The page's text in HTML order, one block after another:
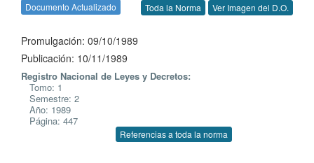
Documento Actualizado Toda la Norma Ver Imagen del D.O.
Promulgación: 09/10/1989
Publicación: 10/11/1989
Registro Nacional de Leyes y Decretos:
Tomo: 1
Semestre: 2
Año: 1989
Página: 447
Referencias a toda la norma